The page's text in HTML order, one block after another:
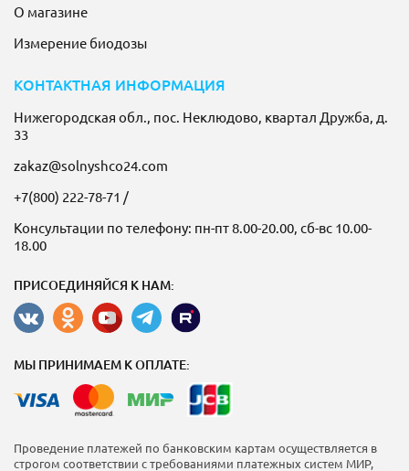
О магазине
Измерение биодозы
КОНТАКТНАЯ ИНФОРМАЦИЯ
Нижегородская обл., пос. Неклюдово, квартал Дружба, д.
33
zakaz@solnyshco24.com
+7(800) 222-78-71 /
Консультации по телефону: пн-пт 8.00-20.00, сб-вс 10.00-
18.00
ПРИСОЕДИНЯЙСЯ К НАМ:
МЫ ПРИНИМАЕМ К ОПЛАТЕ:
Проведение платежей по банковским картам осуществляется в
строгом соответствии с требованиями платежных систем МИР,